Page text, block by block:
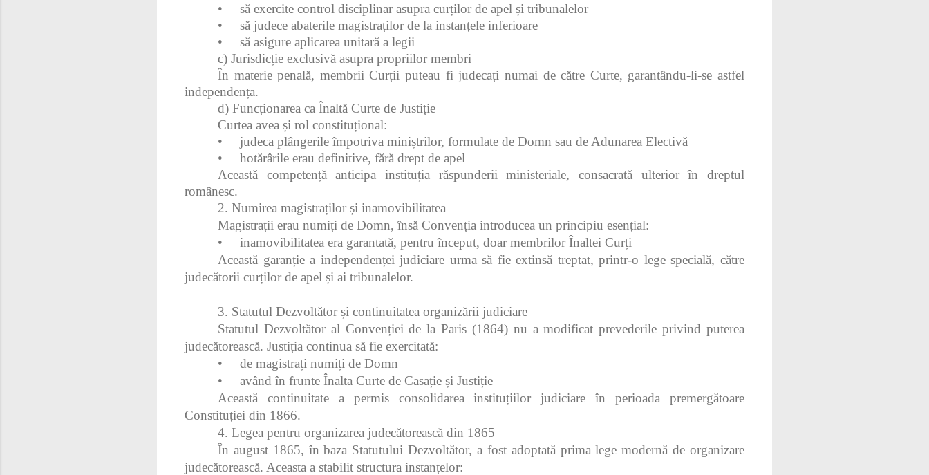
•
să exercite control disciplinar asupra curților de apel și tribunalelor
•
să judece abaterile magistraților de la instanțele inferioare
•
să asigure aplicarea unitară a legii
c) Jurisdicție exclusivă asupra propriilor membri
În materie penală, membrii Curții puteau fi judecați numai de către Curte, garantându‑li‑se astfel
independența.
d) Funcționarea ca Înaltă Curte de Justiție
Curtea avea și rol constituțional:
•
judeca plângerile împotriva miniștrilor, formulate de Domn sau de Adunarea Electivă
•
hotărârile erau definitive, fără drept de apel
Această competență anticipa instituția răspunderii ministeriale, consacrată ulterior în dreptul
românesc.
2. Numirea magistraților și inamovibilitatea
Magistrații erau numiți de Domn, însă Convenția introducea un principiu esențial:
•
inamovibilitatea era garantată, pentru început, doar membrilor Înaltei Curți
Această garanție a independenței judiciare urma să fie extinsă treptat, printr‑o lege specială, către
judecătorii curților de apel și ai tribunalelor.
3. Statutul Dezvoltător și continuitatea organizării judiciare
Statutul Dezvoltător al Convenției de la Paris (1864) nu a modificat prevederile privind puterea
judecătorească. Justiția continua să fie exercitată:
•
de magistrați numiți de Domn
•
având în frunte Înalta Curte de Casație și Justiție
Această continuitate a permis consolidarea instituțiilor judiciare în perioada premergătoare
Constituției din 1866.
4. Legea pentru organizarea judecătorească din 1865
În august 1865, în baza Statutului Dezvoltător, a fost adoptată prima lege modernă de organizare
judecătorească. Aceasta a stabilit structura instanțelor: